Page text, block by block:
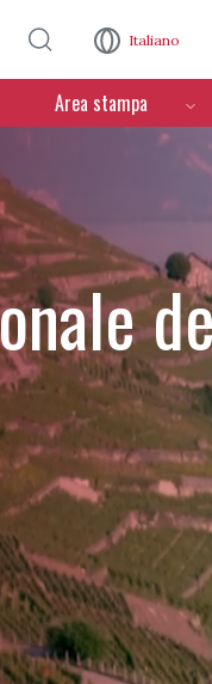
Italiano
Area stampa